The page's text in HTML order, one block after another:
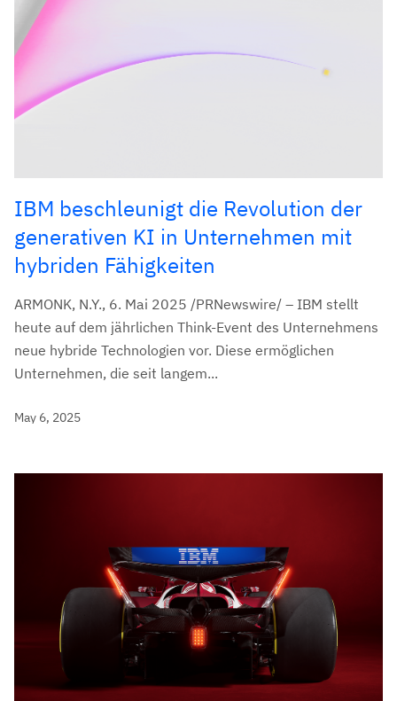
IBM beschleunigt die Revolution der
generativen KI in Unternehmen mit
hybriden Fähigkeiten
ARMONK, N.Y., 6. Mai 2025 /PRNewswire/ – IBM stellt
heute auf dem jährlichen Think-Event des Unternehmens
neue hybride Technologien vor. Diese ermöglichen
Unternehmen, die seit langem...
May 6, 2025